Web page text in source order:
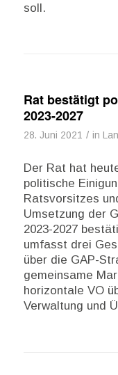
soll.
Rat bestätigt
2023-2027
28. Juni 2021 / in
Der Rat hat
politische
Ratsvorsitzes
Umsetzung der
2023-2027
umfasst drei
über die GAP-
gemeinsame
horizontale VO
Verwaltung und